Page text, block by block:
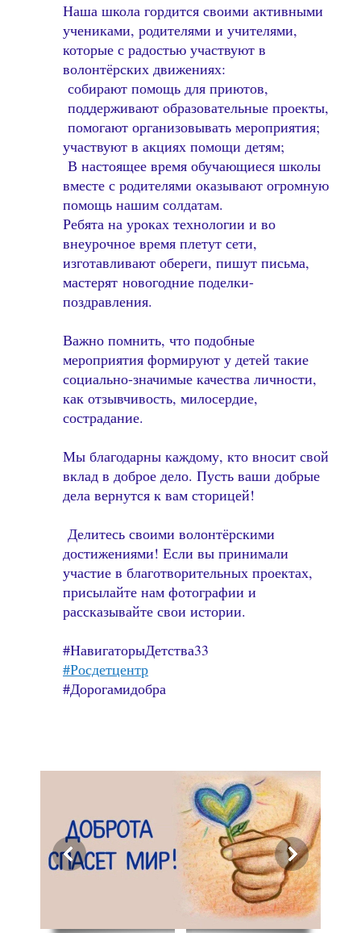
Наша школа гордится своими активными
учениками, родителями и учителями,
которые с радостью участвуют в
волонтёрских движениях:
собирают помощь для приютов,
поддерживают образовательные проекты,
помогают организовывать мероприятия;
участвуют в акциях помощи детям;
В настоящее время обучающиеся школы
вместе с родителями оказывают огромную
помощь нашим солдатам.
Ребята на уроках технологии и во
внеурочное время плетут сети,
изготавливают обереги, пишут письма,
мастерят новогодние поделки-
поздравления.
Важно помнить, что подобные
мероприятия формируют у детей такие
социально-значимые качества личности,
как отзывчивость, милосердие,
сострадание.
Мы благодарны каждому, кто вносит свой
вклад в доброе дело. Пусть ваши добрые
дела вернутся к вам сторицей!
Делитесь своими волонтёрскими
достижениями! Если вы принимали
участие в благотворительных проектах,
присылайте нам фотографии и
рассказывайте свои истории.
#НавигаторыДетства33
#Росдетцентр
#Дорогамидобра